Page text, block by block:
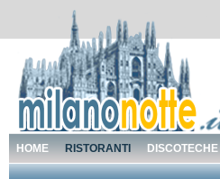
HOME RISTORANTI DISCOTECHE